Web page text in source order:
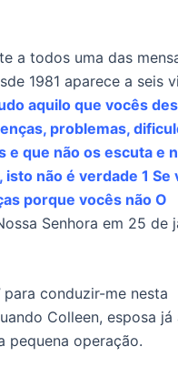
a todos uma das
1981 aparece a seis
aquilo que vocês
problemas,
e que não os escuta e
não é verdade 1 Se
porque vocês não O
Senhora em 25 de
para conduzir-me nesta
Colleen, esposa já
pequena operação.